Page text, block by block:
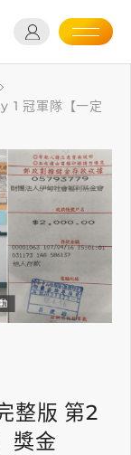
1 冠軍隊【一定
整版 第2
獎金